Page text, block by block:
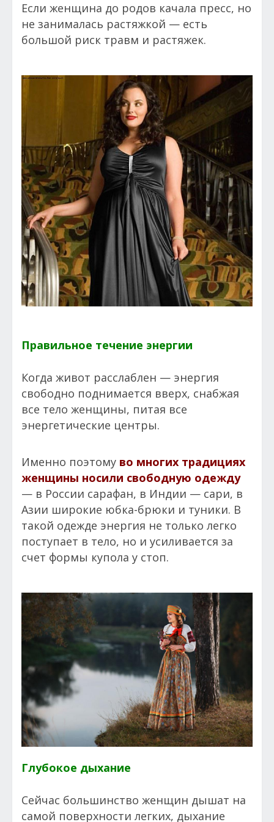
Если женщина до родов качала пресс, но
не занималась растяжкой — есть
большой риск травм и растяжек.
Правильное течение энергии
Когда живот расслаблен — энергия
свободно поднимается вверх, снабжая
все тело женщины, питая все
энергетические центры.
Именно поэтому во многих традициях
женщины носили свободную одежду
— в России сарафан, в Индии — сари, в
Азии широкие юбка-брюки и туники. В
такой одежде энергия не только легко
поступает в тело, но и усиливается за
счет формы купола у стоп.
Глубокое дыхание
Сейчас большинство женщин дышат на
самой поверхности легких, дыхание